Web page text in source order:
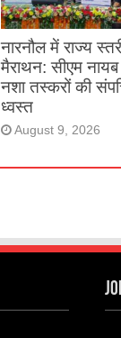
नारनौल में राज्य
मैराथन: सीएम
नशा तस्करों की
ध्वस्त
August 9, 2026